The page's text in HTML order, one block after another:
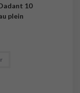
10
plein